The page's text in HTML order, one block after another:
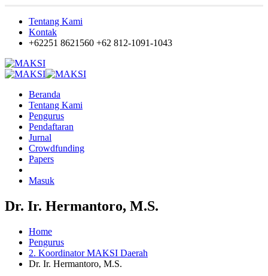
Tentang Kami
Kontak
+62251 8621560 +62 812-1091-1043
Beranda
Tentang Kami
Pengurus
Pendaftaran
Jurnal
Crowdfunding
Papers
Masuk
Dr. Ir. Hermantoro, M.S.
Home
Pengurus
2. Koordinator MAKSI Daerah
Dr. Ir. Hermantoro, M.S.